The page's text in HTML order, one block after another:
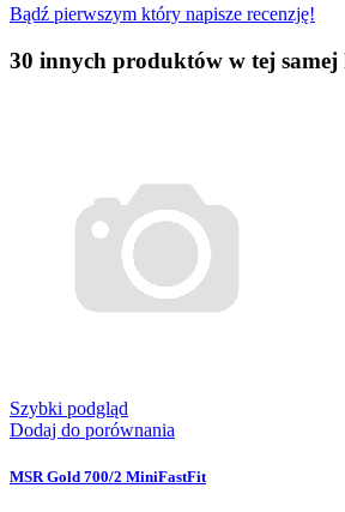
Bądź pierwszym który napisze recenzję!
30 innych produktów w tej samej
Szybki podgląd
Dodaj do porównania
MSR Gold 700/2 MiniFastFit